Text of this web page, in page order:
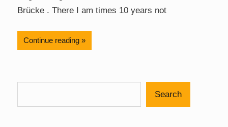
Brücke . There I am times 10 years not
Continue reading
Search